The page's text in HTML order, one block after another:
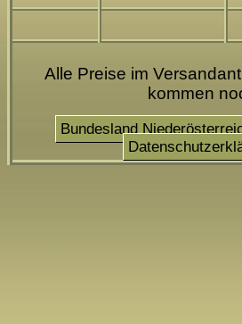
Alle Preise im
kommen
Bundesland